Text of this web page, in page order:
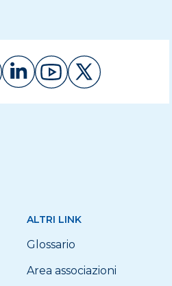
ALTRI LINK
Glossario
Area associazioni